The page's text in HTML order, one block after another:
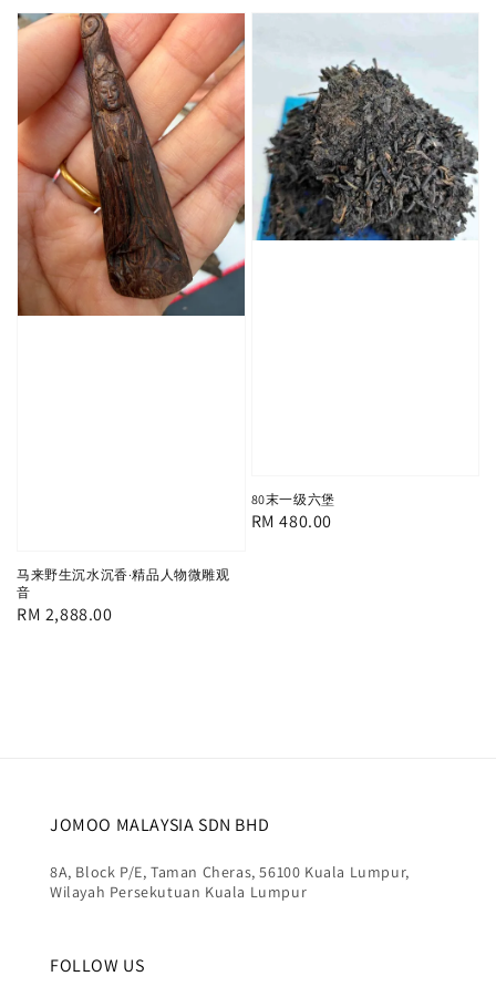
马来野生沉水沉香·精品人物微雕观
音
Regular
RM 2,888.00
80末一级六堡
Regular
RM 480.00
JOMOO MALAYSIA SDN BHD
8A, Block P/E, Taman Cheras, 56100 Kuala Lumpur,
Wilayah Persekutuan Kuala Lumpur
FOLLOW US